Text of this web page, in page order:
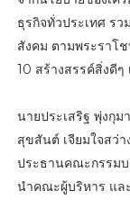
ธุรกิจทั่วประเทศ ร
สังคม ตามพระราโ
10 สร้างสรรค์สิ่งดี
นายประเสริฐ พุ่งกุม
สุขสันต์ เจียมใจสว่
ประธานคณะกรรมบ
นำคณะผู้บริหาร แล